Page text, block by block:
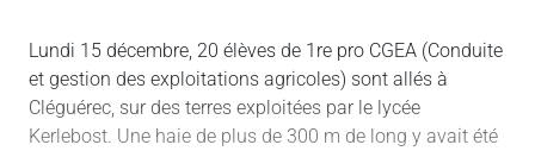
Lundi 15 décembre, 20 élèves de 1re pro CGEA (Conduite
et gestion des exploitations agricoles) sont allés à
Cléguérec, sur des terres exploitées par le lycée
Kerlebost. Une haie de plus de 300 m de long y avait été